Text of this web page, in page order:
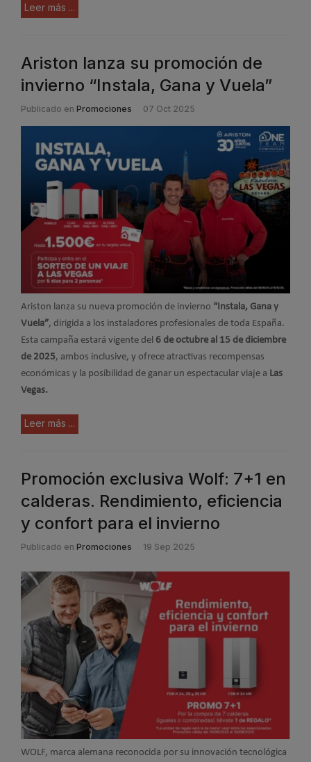
Leer más ...
Ariston lanza su promoción de
invierno “Instala, Gana y Vuela”
Publicado en Promociones 07 Oct 2025
Ariston lanza su nueva promoción de invierno “Instala, Gana y
Vuela”, dirigida a los instaladores profesionales de toda España.
Esta campaña estará vigente del 6 de octubre al 15 de diciembre
de 2025, ambos inclusive, y ofrece atractivas recompensas
económicas y la posibilidad de ganar un espectacular viaje a Las
Vegas.
Leer más ...
Promoción exclusiva Wolf: 7+1 en
calderas. Rendimiento, eficiencia
y confort para el invierno
Publicado en Promociones 19 Sep 2025
WOLF, marca alemana reconocida por su innovación tecnológica